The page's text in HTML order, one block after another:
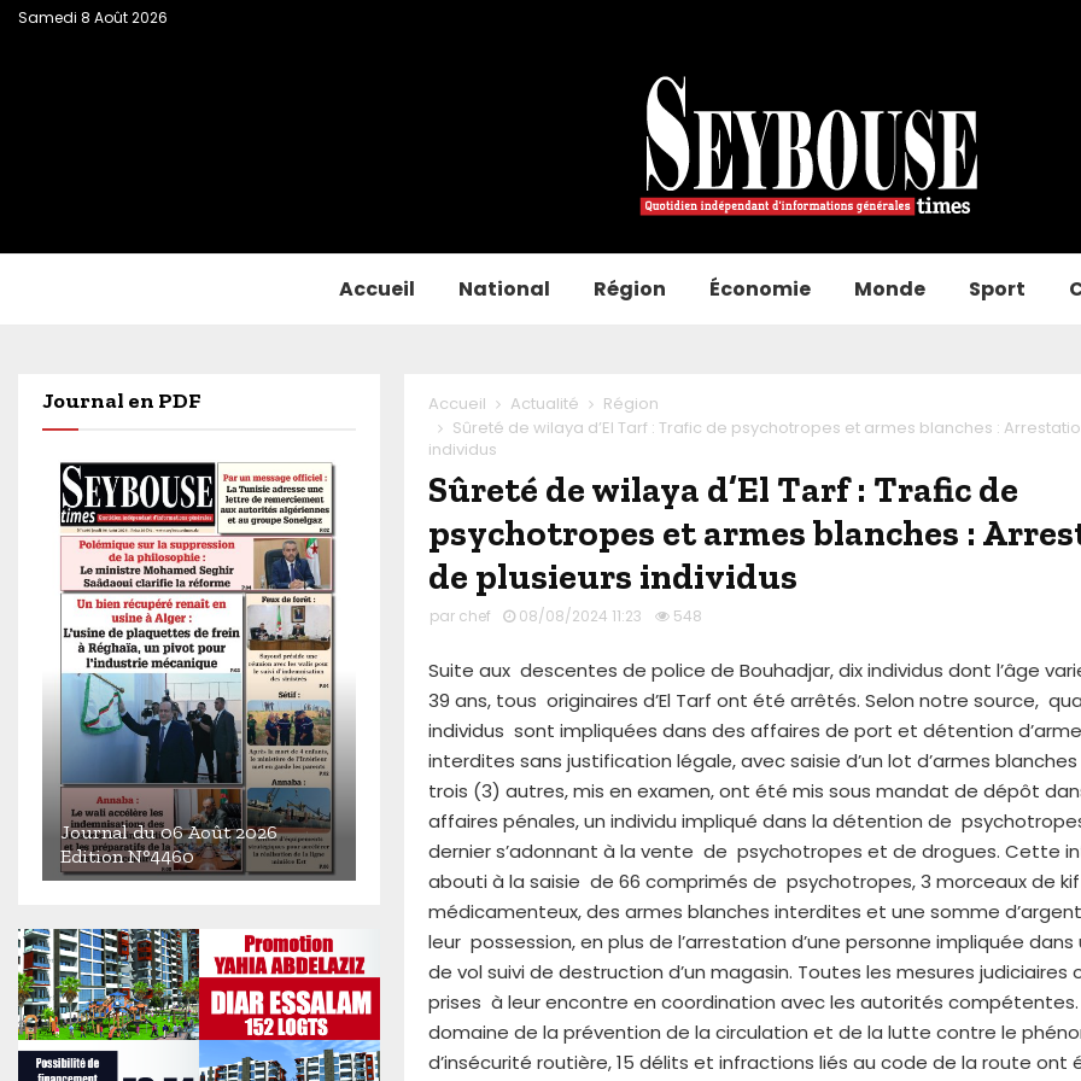
Samedi 8 Août 2026
Accueil National Région Économie Monde Sport
Accueil Actualité
Région
Sûreté de wilaya d’El Tarf : Trafic de psychotropes et armes blanches :
individus
Sûreté de wilaya d’El Tarf : Trafic de
psychotropes et armes blanches :
de plusieurs individus
par chef 08/08/2024 11:23 548
Suite aux descentes de police de Bouhadjar, dix individus dont l’âge
39 ans, tous originaires d’El Tarf ont été arrêtés. Selon notre source,
individus sont impliquées dans des affaires de port et détention
interdites sans justification légale, avec saisie d’un lot d’armes
trois (3) autres, mis en examen, ont été mis sous mandat de dépôt
affaires pénales, un individu impliqué dans la détention de
dernier s’adonnant à la vente de psychotropes et de drogues. Cette
abouti à la saisie de 66 comprimés de psychotropes, 3 morceaux de kif
médicamenteux, des armes blanches interdites et une somme
leur possession, en plus de l’arrestation d’une personne impliquée
de vol suivi de destruction d’un magasin. Toutes les mesures judiciaires
prises à leur encontre en coordination avec les autorités compétentes.
domaine de la prévention de la circulation et de la lutte contre le
d’insécurité routière, 15 délits et infractions liés au code de la route ont
Journal en PDF
u
r
n
a
l
d
Journal du 06 Août 2026
Edition N°4460